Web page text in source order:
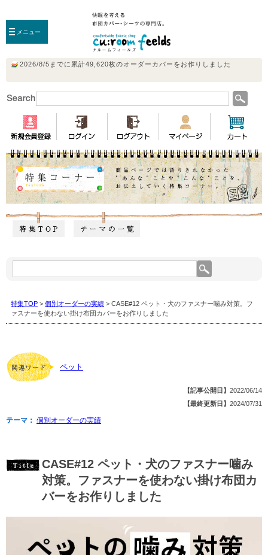
集
ナ
ー
内
索:
特集TOP > 個別オーダーの実績 > CASE#12 ペット・犬のファスナー噛み対策。フ
ァスナーを使わない掛け布団カバーをお作りしました
ペット
【記事公開日】 2022/06/14
【最終更新日】 2024/07/31
テーマ： 個別オーダーの実績
CASE#12 ペット・犬のファスナー噛み
対策。ファスナーを使わない掛け布団カ
バーをお作りしました
メニュー